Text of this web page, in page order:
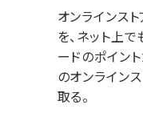
オンラインス
を、ネット上
ードのポイン
のオンライン
取る。